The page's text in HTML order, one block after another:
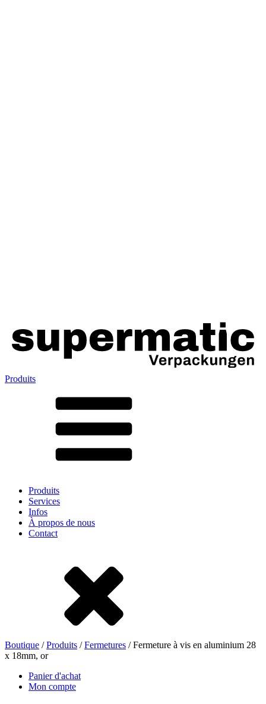
Produits
Produits
Services
Infos
À propos de nous
Contact
Boutique /Produits /Fermetures / Fermeture à vis en aluminium 28
x 18mm, or
Panier d'achat
Mon compte